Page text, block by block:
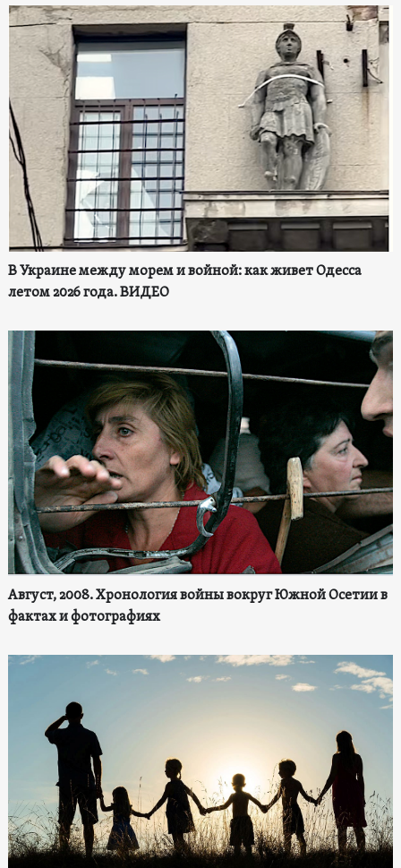
В Украине между морем и войной: как живет Одесса
летом 2026 года. ВИДЕО
Август, 2008. Хронология войны вокруг Южной Осетии в
фактах и фотографиях